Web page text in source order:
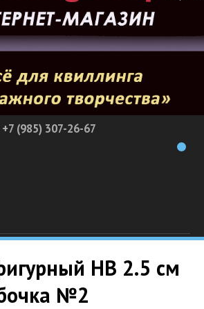
+7 (985) 307-26-67
HB 2.5 см
№2